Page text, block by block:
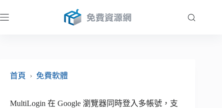
至
首頁
› 免費軟體
MultiLogin 在 Google 瀏覽器同時登入多帳號，支